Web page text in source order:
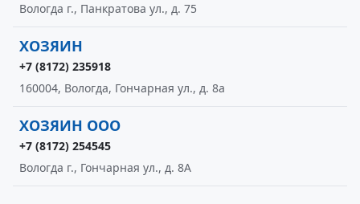
Вологда г., Панкратова ул., д. 75
ХОЗЯИН
+7 (8172) 235918
160004, Вологда, Гончарная ул., д. 8а
ХОЗЯИН ООО
+7 (8172) 254545
Вологда г., Гончарная ул., д. 8А